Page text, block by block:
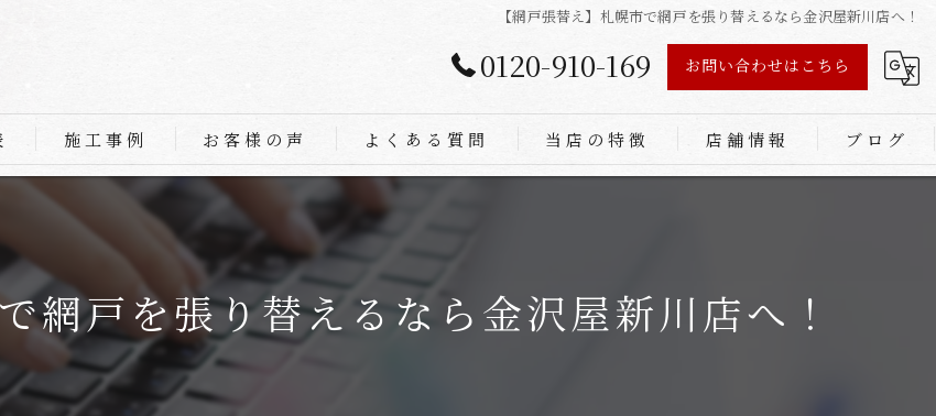
【網戸張替え】札幌市で網戸を張り替えるなら金沢屋新川店へ！
0120-910-169 お問い合わせはこちら
施工事例 お客様の声 よくある質問 当店の特徴
障子
店舗情報 ブログ
網戸を張り替えるなら金沢屋新川店へ！